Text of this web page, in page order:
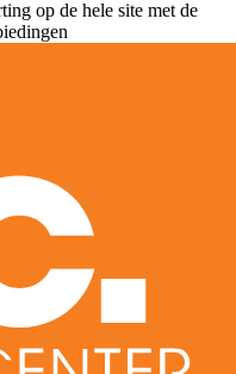
op de hele site met de